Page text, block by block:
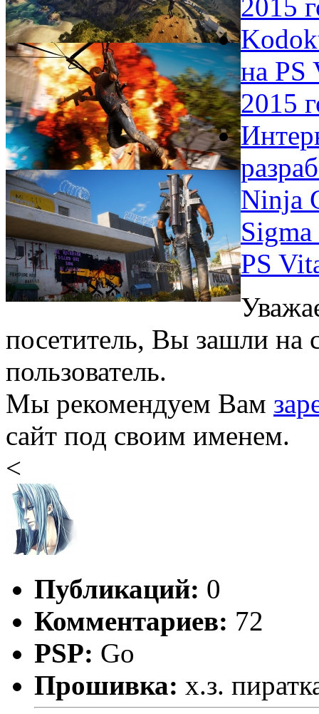
2015
на PS
2015
Ninja
PS
посетитель, Вы зашли на
пользователь.
Мы рекомендуем Вам
сайт под своим именем.
<
Публикаций: 0
Комментариев: 72
PSP: Go
Прошивка: х.з.